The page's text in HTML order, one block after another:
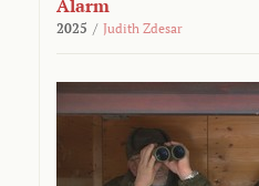
Alarm
2025 / Judith Zdesar